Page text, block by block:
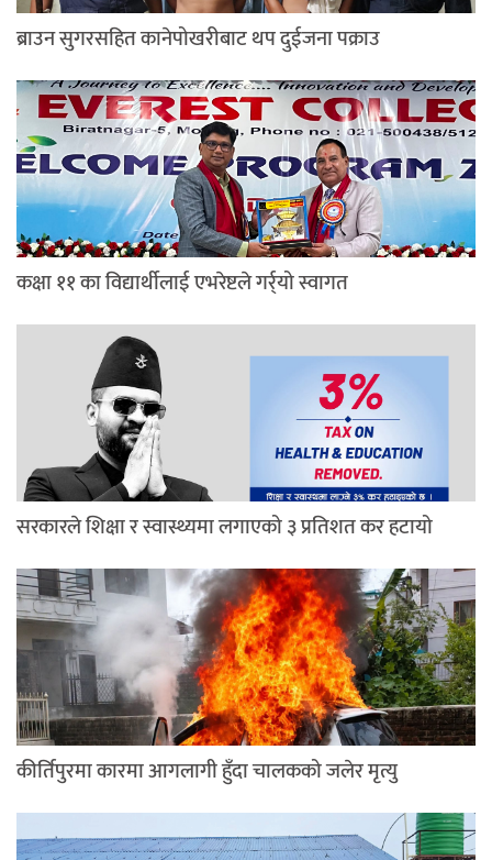
ब्राउन सुगरसहित कानेपोखरीबाट थप दुईजना पक्राउ
कक्षा ११ का विद्यार्थीलाई एभरेष्टले गर्र्यो स्वागत
सरकारले शिक्षा र स्वास्थ्यमा लगाएको ३ प्रतिशत कर हटायो
कीर्तिपुरमा कारमा आगलागी हुँदा चालकको जलेर मृत्यु